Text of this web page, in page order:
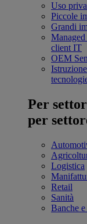
Uso
Piccole
Grandi
client IT
OEM
Per
per
Logistica
Retail
Sanità
Banche